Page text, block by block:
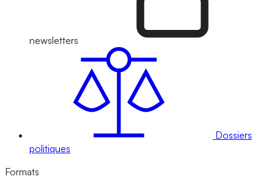
newsletters
Dossiers
politiques
Formats